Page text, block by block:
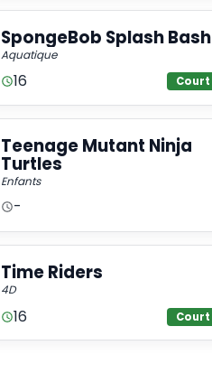
SpongeBob Splash Bash
Aquatique
16 Court
Teenage Mutant Ninja
Turtles
Enfants
-
Time Riders
4D
16 Court